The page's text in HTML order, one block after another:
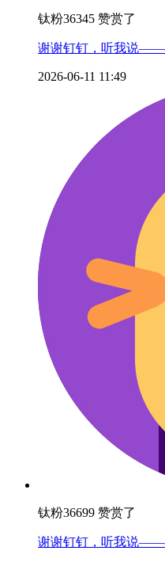
钛粉36345 赞赏了
谢谢钉钉，听我说——
2026-06-11 11:49
钛粉36699 赞赏了
谢谢钉钉，听我说——